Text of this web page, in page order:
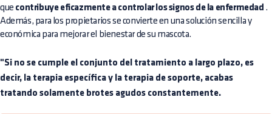
que contribuye eficazmente a controlar los signos de la enfermedad .
Además, para los propietarios se convierte en una solución sencilla y
económica para mejorar el bienestar de su mascota.
"Si no se cumple el conjunto del tratamiento a largo plazo, es
decir, la terapia específica y la terapia de soporte, acabas
tratando solamente brotes agudos constantemente.